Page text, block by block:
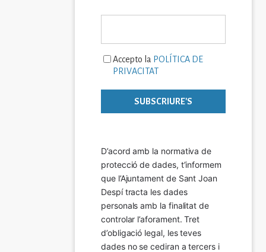
Accepto la POLÍTICA DE
PRIVACITAT
D’acord amb la normativa de
protecció de dades, t’informem
que l’Ajuntament de Sant Joan
Despí tracta les dades
personals amb la finalitat de
controlar l’aforament. Tret
d’obligació legal, les teves
dades no se cediran a tercers i